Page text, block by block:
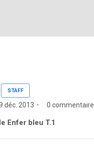
STAFF
déc. 2013 0 commentaire
Enfer bleu T.1